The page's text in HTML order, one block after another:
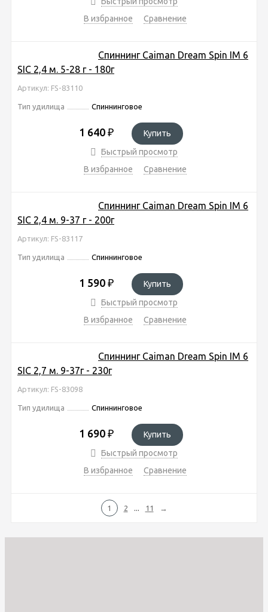
В избранное
Сравнение
Спиннинг Caiman Dream Spin IM 6
SIC 2,4 м. 5-28 г - 180г
Артикул: FS-83110
Тип удилища Спиннинговое
1 640 ₽
Купить
Быстрый просмотр
В избранное
Сравнение
Спиннинг Caiman Dream Spin IM 6
SIC 2,4 м. 9-37 г - 200г
Артикул: FS-83117
Тип удилища Спиннинговое
1 590 ₽
Купить
Быстрый просмотр
В избранное
Сравнение
Спиннинг Caiman Dream Spin IM 6
SIC 2,7 м. 9-37г - 230г
Артикул: FS-83098
Тип удилища Спиннинговое
1 690 ₽
Купить
Быстрый просмотр
В избранное
Сравнение
1 2 ... 11 →